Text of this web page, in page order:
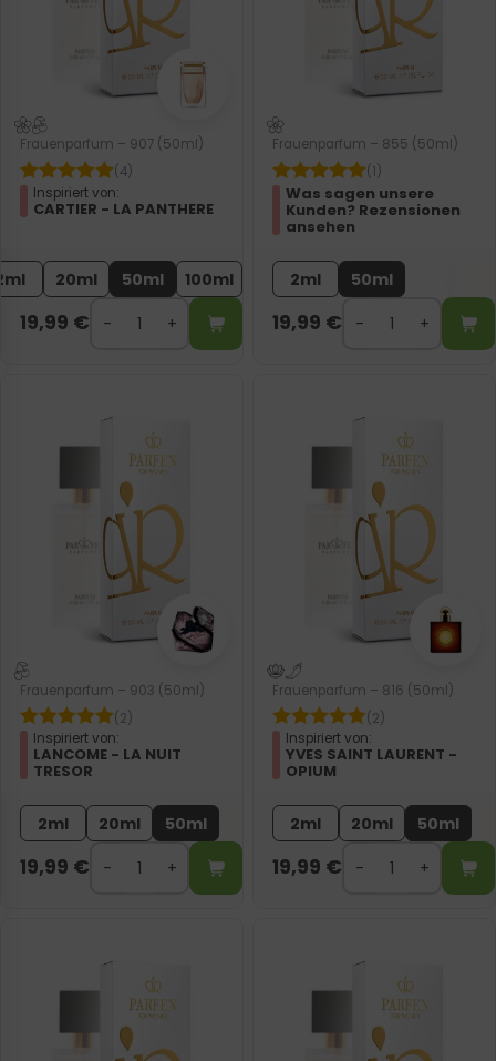
Frauenparfum – 907 (50ml)
(4)
Inspiriert von:
CARTIER - LA PANTHERE
20ml 50ml 100ml
19,99 €
Frauenparfum – 855 (50ml)
(1)
Was sagen unsere
Kunden? Rezensionen
ansehen
2ml 50ml
19,99 €
Frauenparfum – 903 (50ml)
(2)
Inspiriert von:
LANCOME - LA NUIT
TRESOR
2ml 20ml 50ml
19,99 €
Frauenparfum – 816 (50ml)
(2)
Inspiriert von:
YVES SAINT LAURENT -
OPIUM
2ml 20ml 50ml
19,99 €